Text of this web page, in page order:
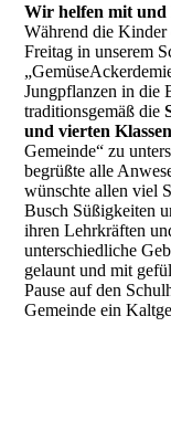
Wir helfen mit und
Während die Kinder
Freitag in unserem
Jungpflanzen in die
traditionsgemäß die
und vierten Klassen
Gemeinde“ zu
begrüßte alle
wünschte allen viel
Busch Süßigkeiten
ihren Lehrkräften
unterschiedliche
gelaunt und mit
Pause auf den
Gemeinde ein